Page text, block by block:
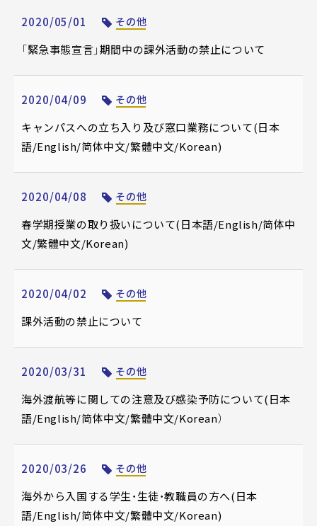
2020/05/01 その他
「緊急事態宣言」期間中の課外活動の禁止について
2020/04/09 その他
キャンパスへの立ち入り及び窓口業務について(日本
語/English/简体中文/繁體中文/Korean)
2020/04/08 その他
春学期授業の取り扱いについて(日本語/English/简体中
文/繁體中文/Korean)
2020/04/02 その他
課外活動の禁止について
2020/03/31 その他
海外渡航等に関しての注意及び感染予防について(日本
語/English/简体中文/繁體中文/Korean）
2020/03/26 その他
海外から入国する学生・生徒・教職員の方へ(日本
語/English/简体中文/繁體中文/Korean)